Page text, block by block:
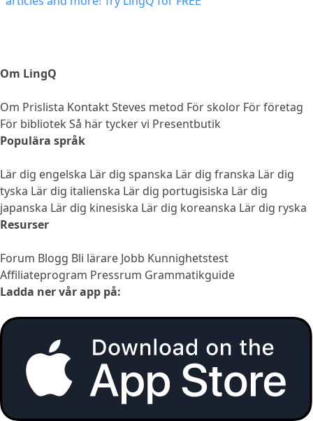
Om LingQ
Om Prislista KontaktSteves metod För skolor För företag
För bibliotek Så här tycker vi Presentbutik
Populära språk
Lär dig engelska Lär dig spanska Lär dig franska Lär dig
tyska Lär dig italienska Lär dig portugisiska Lär dig
japanska Lär dig kinesiska Lär dig koreanska Lär dig ryska
Resurser
Forum Blogg Bli lärare Jobb Kunnighetstest
Affiliateprogram Pressrum Grammatikguide
Ladda ner vår app på: